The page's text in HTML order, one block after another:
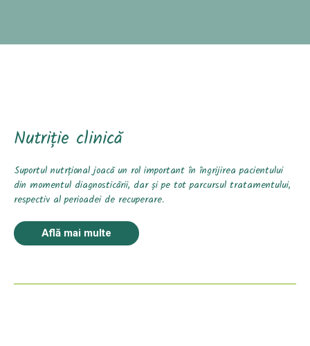
Nutriție clinică
Suportul nutrțional joacă un rol important în îngrijirea pacientului
din momentul diagnosticării, dar și pe tot parcursul tratamentului,
respectiv al perioadei de recuperare.
Află mai multe